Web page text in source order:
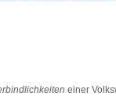
einer